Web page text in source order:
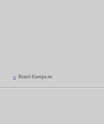
» Brasil-Europa.eu